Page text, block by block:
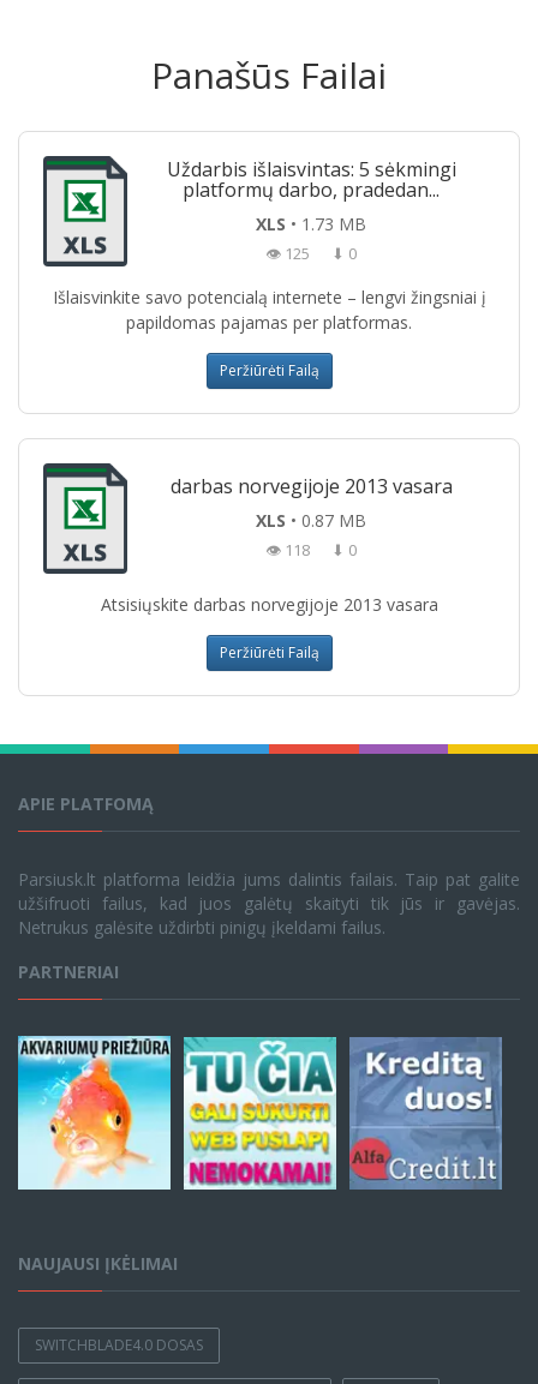
Panašūs Failai
Uždarbis išlaisvintas: 5 sėkmingi
platformų darbo, pradedan...
XLS • 1.73 MB
👁 125 ⬇ 0
Išlaisvinkite savo potencialą internete – lengvi žingsniai į
papildomas pajamas per platformas.
Peržiūrėti Failą
darbas norvegijoje 2013 vasara
XLS • 0.87 MB
👁 118 ⬇ 0
Atsisiųskite darbas norvegijoje 2013 vasara
Peržiūrėti Failą
APIE PLATFOMĄ
Parsiusk.lt platforma leidžia jums dalintis failais. Taip pat galite
užšifruoti failus, kad juos galėtų skaityti tik jūs ir gavėjas.
Netrukus galėsite uždirbti pinigų įkeldami failus.
PARTNERIAI
NAUJAUSI ĮKĖLIMAI
SWITCHBLADE4.0 DOSAS